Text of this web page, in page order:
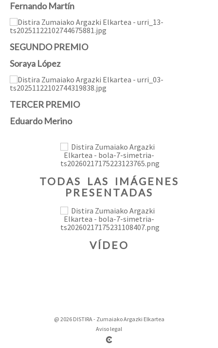
Fernando Martín
SEGUNDO PREMIO
Soraya López
TERCER PREMIO
Eduardo Merino
TODAS LAS IMÁGENES
PRESENTADAS
VÍDEO
@ 2026 DISTIRA - Zumaiako Argazki Elkartea
Aviso legal